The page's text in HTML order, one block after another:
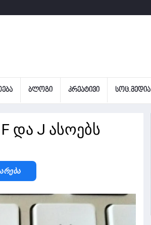
ᲑᲚᲝᲒᲘ ᲙᲠᲔᲐᲢᲘᲕᲘ ᲡᲝᲪ.ᲛᲔᲓᲘᲐ
და J ასოებს